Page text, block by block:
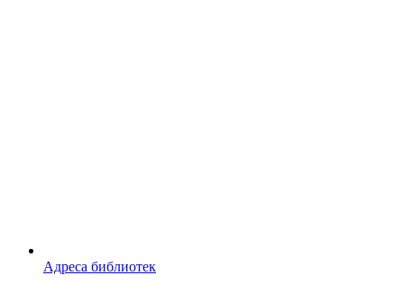
Адреса библиотек